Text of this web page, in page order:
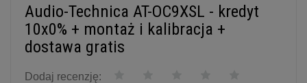
Audio-Technica AT-OC9XSL - kredyt
10x0% + montaż i kalibracja +
dostawa gratis
Dodaj recenzję: